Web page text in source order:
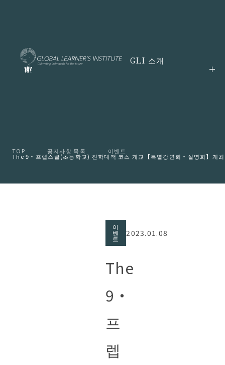
GLI 소개
TOP 공지사항 목록 이벤트
The 9・프렙스쿨(초등학교) 진학대책 코스 개교【특별강연회・설명회】개최
이
벤
트
2023.01.08
The
9・
프
렙